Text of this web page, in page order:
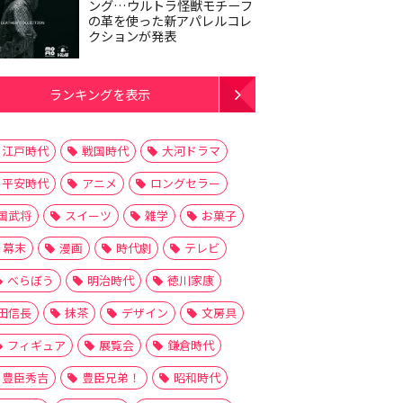
ング…ウルトラ怪獣モチーフ
の革を使った新アパレルコレ
クションが発表
ランキングを表示
江戸時代 戦国時代
大河ドラマ
平安時代
アニメ
ロングセラー
武将
スイーツ 雑学
お菓子
幕末
漫画 時代劇
テレビ
べらぼう
明治時代
徳川家康
信長
抹茶 デザイン
文房具
フィギュア
展覧会
鎌倉時代
豊臣秀吉
豊臣兄弟！
昭和時代